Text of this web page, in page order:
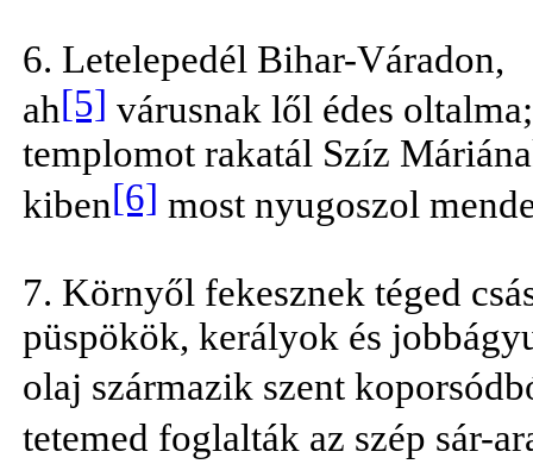
6. Letelepedél Bihar-Váradon,
ah[5] várusnak lől édes oltalma;
templomot rakatál Szíz
kiben[6] most nyugoszol
7. Környől fekesznek téged
püspökök, kerályok és
olaj származik szent
tetemed foglalták az szép sár-